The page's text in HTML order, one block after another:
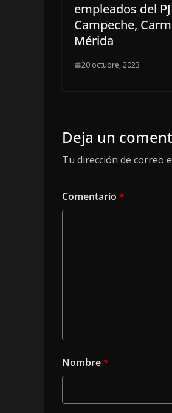
empleados del
Campeche,
Mérida
20 octubre, 2023
Deja un
Tu dirección de correo
Comentario *
Nombre*